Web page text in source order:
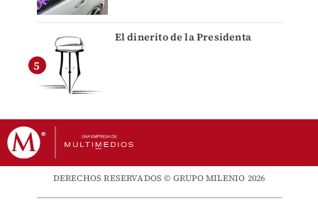
El dinerito de la Presidenta
DERECHOS RESERVADOS © GRUPO MILENIO 2026